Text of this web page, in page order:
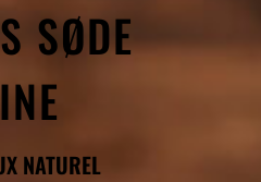
SØDE
NATUREL